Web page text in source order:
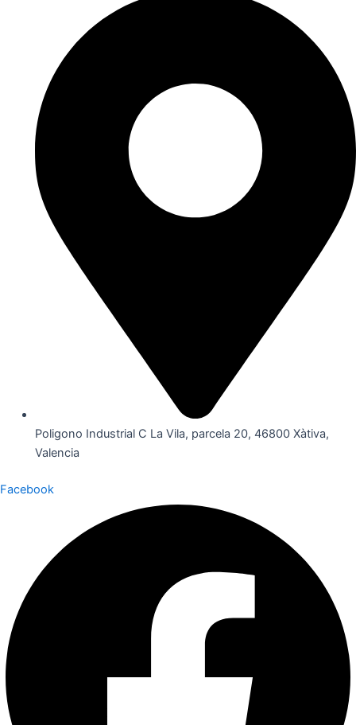
Poligono Industrial C La Vila, parcela 20, 46800 Xàtiva,
Valencia
Facebook